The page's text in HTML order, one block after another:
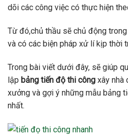
dõi các công việc có thực hiện
Từ đó,chủ thầu sẽ chủ động
và có các biện pháp xử lí kịp thời
Trong bài viết dưới đây, sẽ giúp
lập bảng tiến độ thi công xây nhà
xưởng và gợi ý những mẫu bảng
nhất.